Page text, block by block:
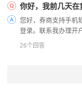
您好，券商支持手机
登录。联系我办理开
26个回答